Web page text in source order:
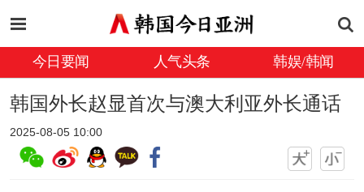
今日要闻 人气头条 韩娱/韩闻
韩国外长赵显首次与澳大利亚外长通话
2025-08-05 10:00